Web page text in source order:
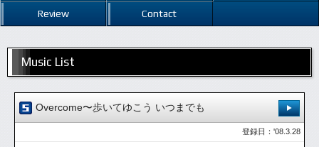
Review Contact
Music List
Overcome〜歩いてゆこう いつまでも
登録日：'08.3.28